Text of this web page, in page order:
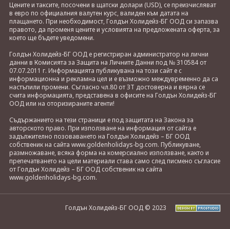
Цените и таксите, посочени в щатски долари (USD), се преизчисляват
в евро по официалния валутен курс, валиден към датата на
плащането. При необходимост, Голдън Холидейз-БГ ООД си запазва
правото, да променя цените и условията на предложената оферта, за
което ще бъдете уведомени.
Голдън Холидейз-БГ ООД е регистриран администратор на лични
данни в Комисията за Защита на Личните Данни под № 310584 от
07.07.2011 г. Информацията публикувана на този сайт е с
информационна и рекламна цел и е възможно междувременно да са
настъпили промени. Съгласно чл.80 от ЗТ достоверна и вярна се
счита информацията, представена в офисите на Голдън Холидейз-БГ
ООД или на оторизираните агенти!
Съдържанието на тези страници е под защитата на Закона за
авторското право. При използване на информация от сайта е
задължително позоваването на Голдън Холидейз – БГ ООД
собственик на сайта www.goldenholidays-bg.com. Публикуване,
размножаване, всяка форма на комерсиално използване, както и
препечатването на цели материали става само след писмено съгласие
от Голдън Холидейз – БГ ООД собственик на сайта
www.goldenholidays-bg.com.
Голдън Холидейз-БГ ООД © 2023